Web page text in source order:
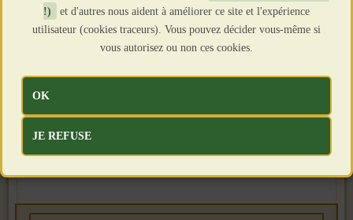
!)
et d'autres nous aident à améliorer ce site et l'expérience
utilisateur (cookies traceurs). Vous pouvez décider vous-même si
vous autorisez ou non ces cookies.
OK
JE REFUSE